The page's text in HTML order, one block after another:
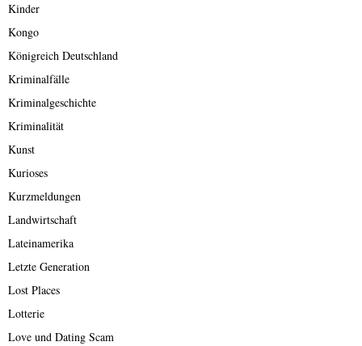
Kinder
Kongo
Königreich Deutschland
Kriminalfälle
Kriminalgeschichte
Kriminalität
Kunst
Kurioses
Kurzmeldungen
Landwirtschaft
Lateinamerika
Letzte Generation
Lost Places
Lotterie
Love und Dating Scam